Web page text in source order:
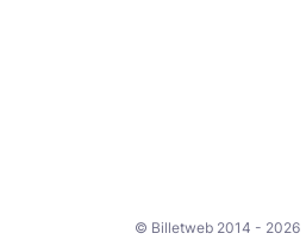
© Billetweb 2014 - 2026